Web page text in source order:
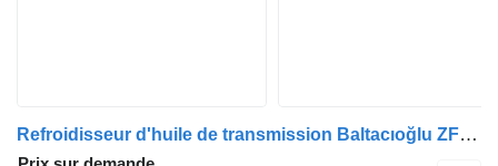
Refroidisseur d'huile de transmission Baltacıoğlu ZF ECOLIFE bm0501223186 pour bus